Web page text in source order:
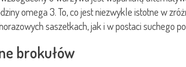
omega 3. To, co jest niezwykle istotne w
saszetkach, jak i w postaci suchego
brokułów